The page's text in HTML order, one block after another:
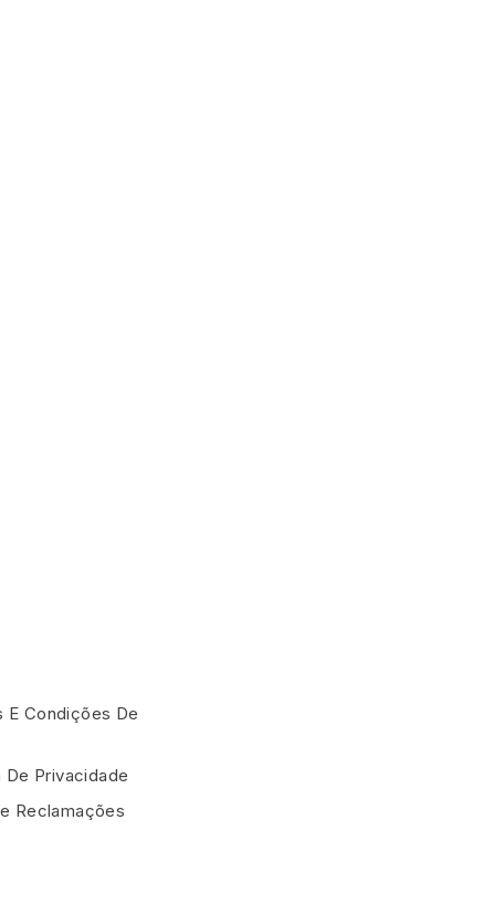
E Condições De
De Privacidade
Reclamações